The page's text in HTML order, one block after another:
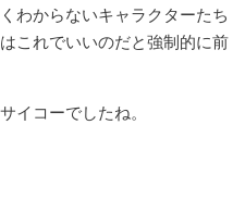
わからないキャラクターたち
これでいいのだと強制的に前
イコーでしたね。